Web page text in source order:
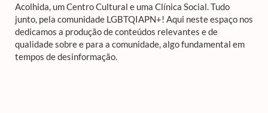
Acolhida, um Centro Cultural e uma Clínica Social. Tudo
junto, pela comunidade LGBTQIAPN+! Aqui neste espaço nos
dedicamos a produção de conteúdos relevantes e de
qualidade sobre e para a comunidade, algo fundamental em
tempos de desinformação.